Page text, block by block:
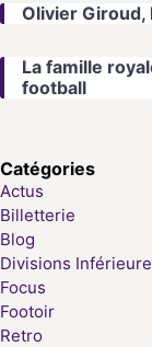
Olivier Giroud,
La famille
football
Catégories
Actus
Billetterie
Blog
Divisions
Focus
Footoir
Retro